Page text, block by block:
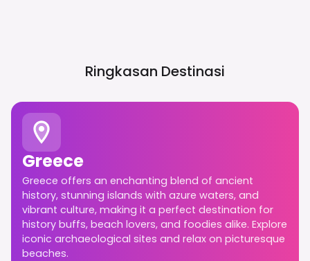
Ringkasan Destinasi
Greece
Greece offers an enchanting blend of ancient
history, stunning islands with azure waters, and
vibrant culture, making it a perfect destination for
history buffs, beach lovers, and foodies alike. Explore
iconic archaeological sites and relax on picturesque
beaches.